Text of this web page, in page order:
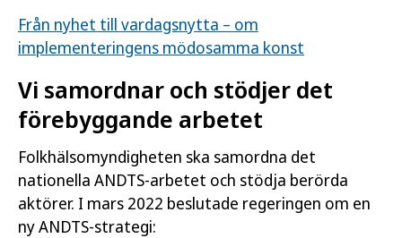
Från nyhet till vardagsnytta – om
implementeringens mödosamma konst
Vi samordnar och stödjer det
förebyggande arbetet
Folkhälsomyndigheten ska samordna det
nationella ANDTS-arbetet och stödja berörda
aktörer. I mars 2022 beslutade regeringen om en
ny ANDTS-strategi: